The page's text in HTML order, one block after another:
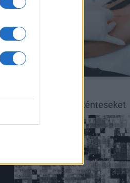
kérik az önkénteseket